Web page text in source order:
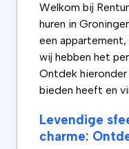
Welkom bij
huren in
een
wij hebben het
Ontdek
bieden heeft en
Levendige
charme: